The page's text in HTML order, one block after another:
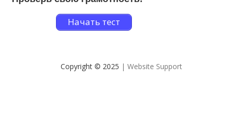
Начать тест
Copyright © 2025 | Website Support